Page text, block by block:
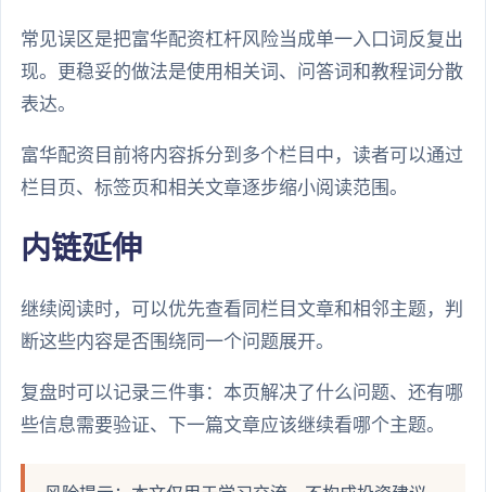
常见误区是把富华配资杠杆风险当成单一入口词反复出
现。更稳妥的做法是使用相关词、问答词和教程词分散
表达。
富华配资目前将内容拆分到多个栏目中，读者可以通过
栏目页、标签页和相关文章逐步缩小阅读范围。
内链延伸
继续阅读时，可以优先查看同栏目文章和相邻主题，判
断这些内容是否围绕同一个问题展开。
复盘时可以记录三件事：本页解决了什么问题、还有哪
些信息需要验证、下一篇文章应该继续看哪个主题。